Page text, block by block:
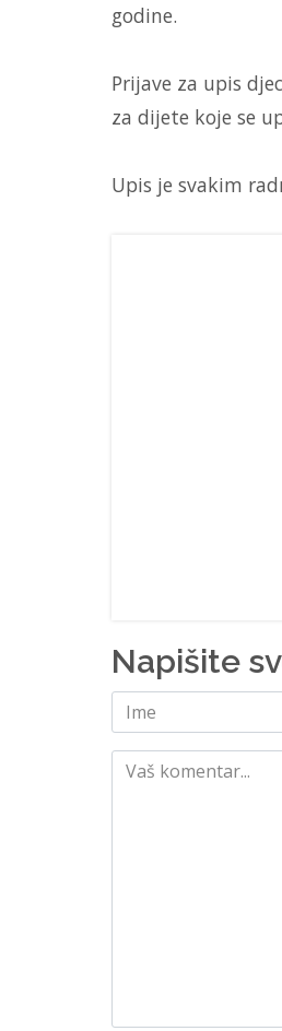
godine.
Prijave za upis
za dijete koje se
Upis je svakim
Napišite